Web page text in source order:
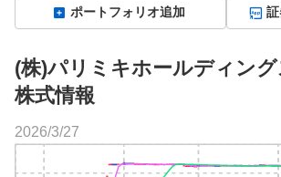
ポートフォリオ追加
(株)パリミキホールディング
株式情報
2026/3/27